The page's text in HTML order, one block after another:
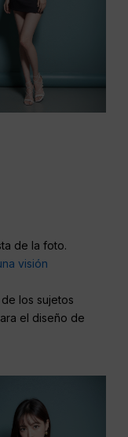
de la foto.
visión
los sujetos
el diseño de